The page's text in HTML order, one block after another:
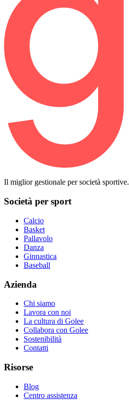
Il miglior gestionale per società sportive.
Società per sport
Calcio
Basket
Pallavolo
Danza
Ginnastica
Baseball
Azienda
Chi siamo
Lavora con noi
La cultura di Golee
Collabora con Golee
Sostenibilità
Contatti
Risorse
Blog
Centro assistenza